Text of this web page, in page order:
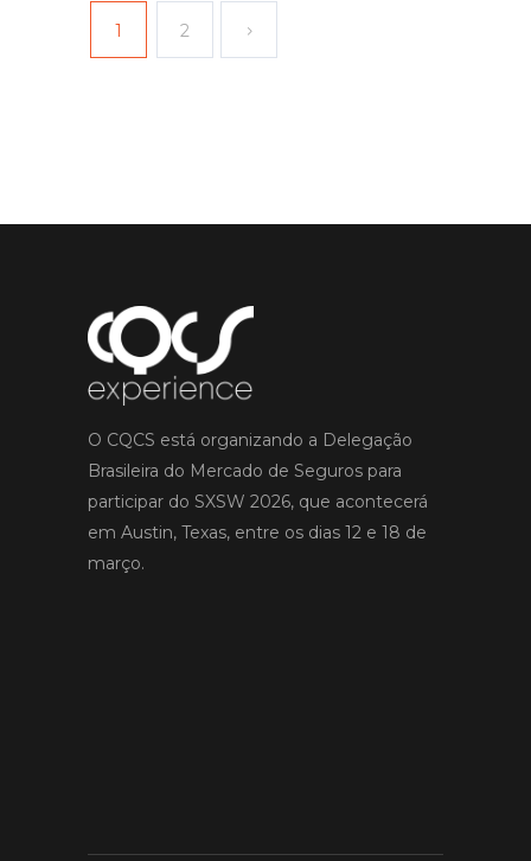
1 2
O CQCS está organizando a Delegação
Brasileira do Mercado de Seguros para
participar do SXSW 2026, que acontecerá
em Austin, Texas, entre os dias 12 e 18 de
março.